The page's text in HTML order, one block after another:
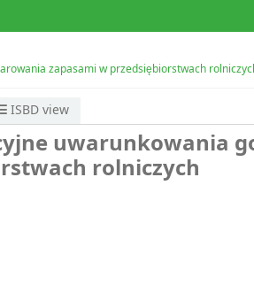
zapasami w przedsiębiorstwach
ISBD view
uwarunkowania
rolniczych